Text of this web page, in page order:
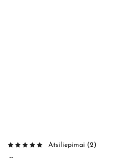
Atsiliepimai (2)